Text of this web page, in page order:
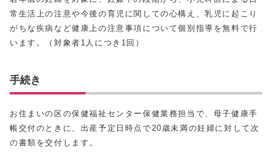
常生活上の注意や今後の育児に関しての心構え、乳児に起こり
がちな疾病など健康上の注意事項について個別指導を無料で行
います。（対象者1人につき1回）
手続き
お住まいの区の保健福祉センター保健業務担当で、母子健康手
帳交付のときに、出産予定日時点で20歳未満の妊婦に対して次
の書類を交付します。